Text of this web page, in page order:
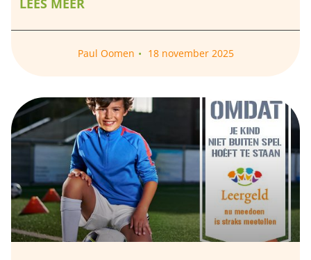
LEES MEER
Paul Oomen 18 november 2025